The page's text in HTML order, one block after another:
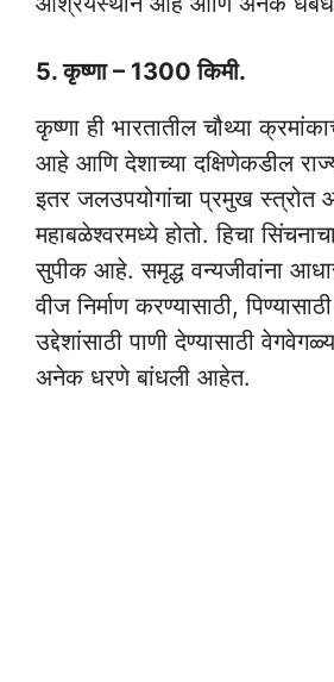
5. कृष्णा – 1300 किमी.
कृष्णा ही भारतातील चौथ्या
आहे आणि देशाच्या दक्षिणेकडील
इतर जलउपयोगांचा प्रमुख स्त्रोत
महाबळेश्वरमध्ये होतो. हिचा
सुपीक आहे. समृद्ध वन्यजीवांना आधार
वीज निर्माण करण्यासाठी,
उद्देशांसाठी पाणी देण्यासाठी
अनेक धरणे बांधली आहेत.